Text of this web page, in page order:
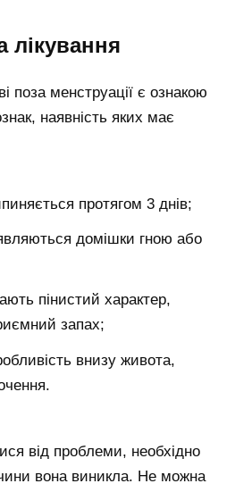
лікування
поза менструації є ознакою
наявність яких має
протягом 3 днів;
домішки гною або
пінистий характер,
запах;
внизу живота,
від проблеми, необхідно
вона виникла. Не можна